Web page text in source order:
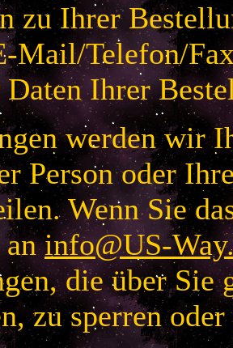
zu Ihrer
Mail/Telefon/
Ihrer
werden wir
Person oder
Wenn Sie
aninfo@US-
die über Sie
zu sperren